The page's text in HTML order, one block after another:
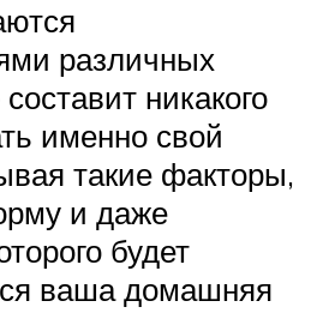
различных
никакого
именно свой
такие факторы,
и даже
будет
ваша домашняя